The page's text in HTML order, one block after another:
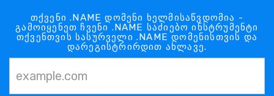
თქვენი .NAME დომენი ხელმისაწვდომია -
გამოიყენეთ ჩვენი .NAME საძიებო ინსტრუმენტი
თქვენთვის სასურველი .NAME დომენისთვის და
დარეგისტრირდით ახლავე.